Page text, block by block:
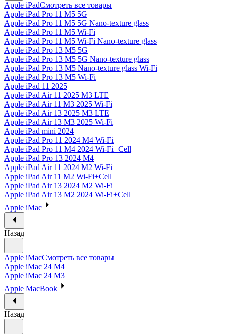
Apple iPadСмотреть все товары
Apple iPad Pro 11 M5 5G
Apple iPad Pro 11 M5 5G Nano-texture glass
Apple iPad Pro 11 M5 Wi-Fi
Apple iPad Pro 11 M5 Wi-Fi Nano-texture glass
Apple iPad Pro 13 M5 5G
Apple iPad Pro 13 M5 5G Nano-texture glass
Apple iPad Pro 13 M5 Nano-texture glass Wi-Fi
Apple iPad Pro 13 M5 Wi-Fi
Apple iPad 11 2025
Apple iPad Air 11 2025 M3 LTE
Apple iPad Air 11 M3 2025 Wi-Fi
Apple iPad Air 13 2025 M3 LTE
Apple iPad Air 13 M3 2025 Wi-Fi
Apple iPad mini 2024
Apple iPad Pro 11 2024 M4 Wi-Fi
Apple iPad Pro 11 M4 2024 Wi-Fi+Cell
Apple iPad Pro 13 2024 M4
Apple iPad Air 11 2024 M2 Wi-Fi
Apple iPad Air 11 M2 Wi-Fi+Cell
Apple iPad Air 13 2024 M2 Wi-Fi
Apple iPad Air 13 M2 2024 Wi-Fi+Cell
Apple iMac
Назад
Apple iMacСмотреть все товары
Apple iMac 24 M4
Apple iMac 24 M3
Apple MacBook
Назад